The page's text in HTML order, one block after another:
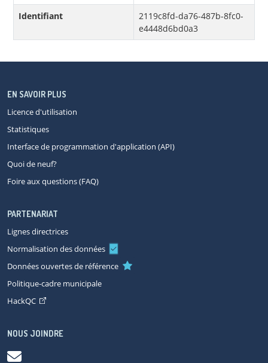
Identifiant
2119c8fd-da76-487b-8fc0-
e4448d6bd0a3
EN SAVOIR PLUS
Licence d'utilisation
Statistiques
Interface de programmation d'application (API)
Quoi de neuf?
Foire aux questions (FAQ)
PARTENARIAT
Lignes directrices
Normalisation des données
Données ouvertes de référence
Politique-cadre municipale
HackQC
NOUS JOINDRE